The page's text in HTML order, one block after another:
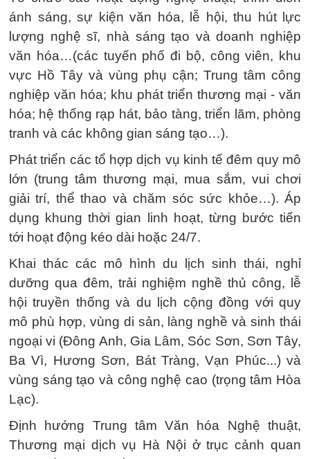
ánh sáng, sự kiện văn hóa, lễ hội, thu hút lực
lượng nghệ sĩ, nhà sáng tạo và doanh nghiệp
văn hóa…(các tuyến phố đi bộ, công viên, khu
vực Hồ Tây và vùng phụ cận; Trung tâm công
nghiệp văn hóa; khu phát triển thương mại - văn
hóa; hệ thống rạp hát, bảo tàng, triển lãm, phòng
tranh và các không gian sáng tạo…).
Phát triển các tổ hợp dịch vụ kinh tế đêm quy mô
lớn (trung tâm thương mại, mua sắm, vui chơi
giải trí, thể thao và chăm sóc sức khỏe…). Áp
dụng khung thời gian linh hoạt, từng bước tiến
tới hoạt động kéo dài hoặc 24/7.
Khai thác các mô hình du lịch sinh thái, nghỉ
dưỡng qua đêm, trải nghiệm nghề thủ công, lễ
hội truyền thống và du lịch cộng đồng với quy
mô phù hợp, vùng di sản, làng nghề và sinh thái
ngoại vi (Đông Anh, Gia Lâm, Sóc Sơn, Sơn Tây,
Ba Vì, Hương Sơn, Bát Tràng, Vạn Phúc...) và
vùng sáng tạo và công nghệ cao (trọng tâm Hòa
Lạc).
Định hướng Trung tâm Văn hóa Nghệ thuật,
Thương mại dịch vụ Hà Nội ở trục cảnh quan